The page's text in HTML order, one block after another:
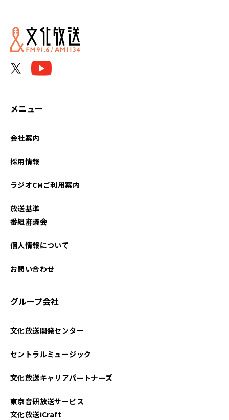
2026年7月
2026年6月
2025年9月
2025年6月
メニュー
会社案内
採用情報
ラジオCMご利用案内
放送基準
番組審議会
個人情報について
お問い合わせ
グループ会社
文化放送開発センター
セントラルミュージック
文化放送キャリアパートナーズ
東京音研放送サービス
文化放送iCraft